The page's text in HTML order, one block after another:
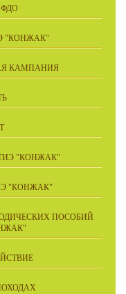
"КОНЖАК"
КАМПАНИЯ
"КОНЖАК"
"КОНЖАК"
ПОСОБИЙ